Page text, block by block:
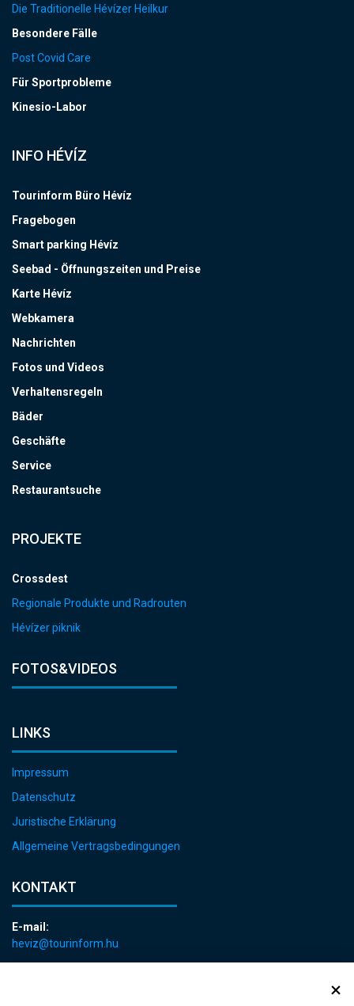
Die Traditionelle Hévízer Heilkur
Besondere Fälle
Post Covid Care
Für Sportprobleme
Kinesio-Labor
INFO HÉVÍZ
Tourinform Büro Hévíz
Fragebogen
Smart parking Hévíz
Seebad - Öffnungszeiten und Preise
Karte Hévíz
Webkamera
Nachrichten
Fotos und Videos
Verhaltensregeln
Bäder
Geschäfte
Service
Restaurantsuche
PROJEKTE
Crossdest
Regionale Produkte und Radrouten
Hévízer piknik
FOTOS&VIDEOS
LINKS
Impressum
Datenschutz
Juristische Erklärung
Allgemeine Vertragsbedingungen
KONTAKT
E-mail:
heviz@tourinform.hu